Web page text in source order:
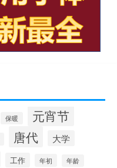
保暖 元宵节
唐代
大学
工作 年初 年龄